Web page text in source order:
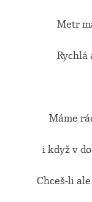
Metr
Rychlá
Máme
i když v
Chceš-li